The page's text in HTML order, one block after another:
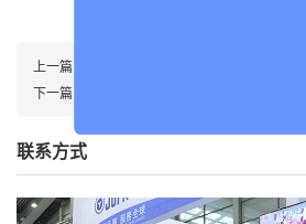
上一篇：
大螺栓手持螺丝机(阶梯式送钉机JF-DWSCS502-
下一篇：
手持套筒螺母机(转盘式螺丝供料器JOFR-
联系方式